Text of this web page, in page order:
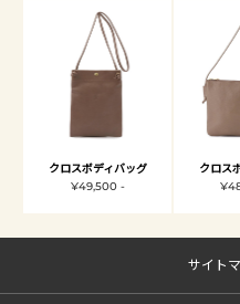
クロスボディバッグ
¥49,500 -
クロス
サイト